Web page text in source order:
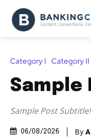
Category I Category II
Sample
Sample Post Subtitle!
06/08/2026 By